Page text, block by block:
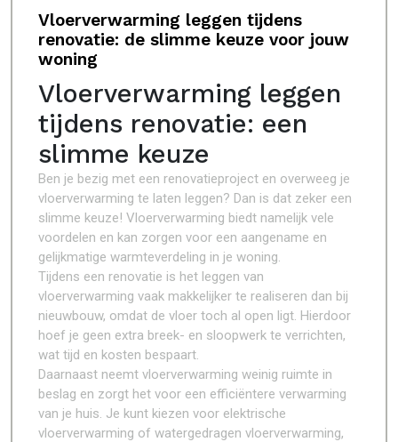
Vloerverwarming leggen tijdens
renovatie: de slimme keuze voor jouw
woning
Vloerverwarming leggen
tijdens renovatie: een
slimme keuze
Ben je bezig met een renovatieproject en overweeg je
vloerverwarming te laten leggen? Dan is dat zeker een
slimme keuze! Vloerverwarming biedt namelijk vele
voordelen en kan zorgen voor een aangename en
gelijkmatige warmteverdeling in je woning.
Tijdens een renovatie is het leggen van
vloerverwarming vaak makkelijker te realiseren dan bij
nieuwbouw, omdat de vloer toch al open ligt. Hierdoor
hoef je geen extra breek- en sloopwerk te verrichten,
wat tijd en kosten bespaart.
Daarnaast neemt vloerverwarming weinig ruimte in
beslag en zorgt het voor een efficiëntere verwarming
van je huis. Je kunt kiezen voor elektrische
vloerverwarming of watergedragen vloerverwarming,